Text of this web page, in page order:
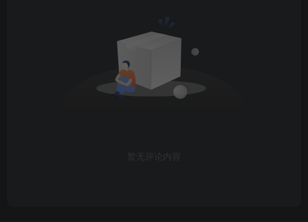
暂无评论内容